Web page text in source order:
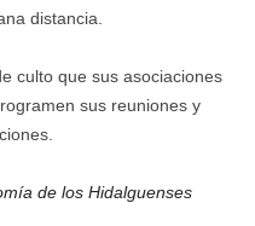
distancia.
culto que sus asociaciones
sus reuniones y
de los Hidalguenses